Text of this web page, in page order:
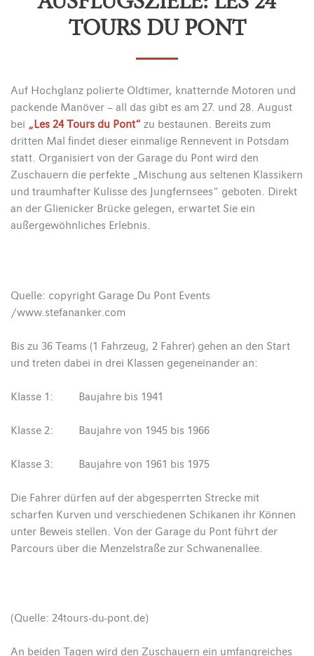
TOURS DU PONT
Auf Hochglanz polierte Oldtimer, knatternde Motoren und
packende Manöver – all das gibt es am 27. und 28. August
bei „Les 24 Tours du Pont“ zu bestaunen. Bereits zum
dritten Mal findet dieser einmalige Rennevent in Potsdam
statt. Organisiert von der Garage du Pont wird den
Zuschauern die perfekte „Mischung aus seltenen Klassikern
und traumhafter Kulisse des Jungfernsees“ geboten. Direkt
an der Glienicker Brücke gelegen, erwartet Sie ein
außergewöhnliches Erlebnis.
Quelle: copyright Garage Du Pont Events
/www.stefananker.com
Bis zu 36 Teams (1 Fahrzeug, 2 Fahrer) gehen an den Start
und treten dabei in drei Klassen gegeneinander an:
Klasse 1: Baujahre bis 1941
Klasse 2: Baujahre von 1945 bis 1966
Klasse 3: Baujahre von 1961 bis 1975
Die Fahrer dürfen auf der abgesperrten Strecke mit
scharfen Kurven und verschiedenen Schikanen ihr Können
unter Beweis stellen. Von der Garage du Pont führt der
Parcours über die Menzelstraße zur Schwanenallee.
(Quelle: 24tours-du-pont.de)
An beiden Tagen wird den Zuschauern ein umfangreiches